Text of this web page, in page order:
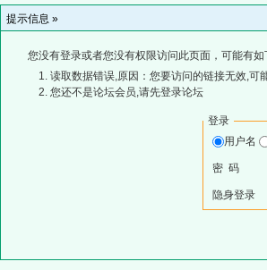
提示信息 »
您没有登录或者您没有权限访问此页面，可能有
读取数据错误,原因：您要访问的链接无效,可
您还不是论坛会员,请先登录论坛
登录
用户名
密 码
隐身登录